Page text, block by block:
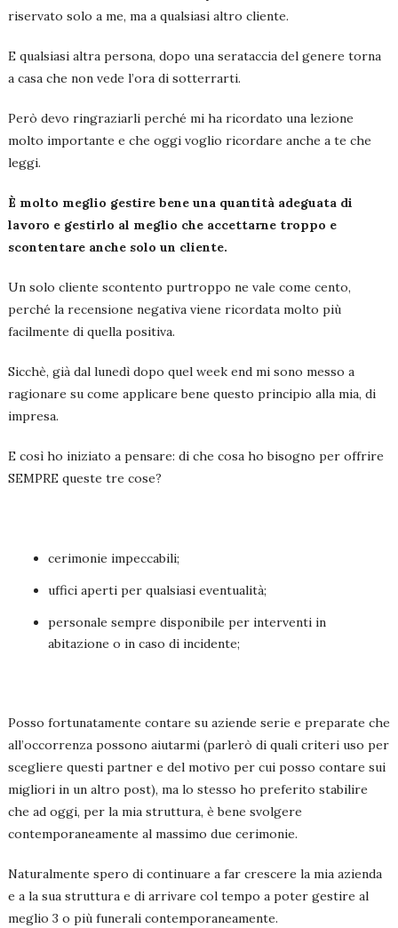
riservato solo a me, ma a qualsiasi altro cliente.
E qualsiasi altra persona, dopo una serataccia del genere torna
a casa che non vede l’ora di sotterrarti.
Però devo ringraziarli perché mi ha ricordato una lezione
molto importante e che oggi voglio ricordare anche a te che
leggi.
È molto meglio gestire bene una quantità adeguata di
lavoro e gestirlo al meglio che accettarne troppo e
scontentare anche solo un cliente.
Un solo cliente scontento purtroppo ne vale come cento,
perché la recensione negativa viene ricordata molto più
facilmente di quella positiva.
Sicchè, già dal lunedì dopo quel week end mi sono messo a
ragionare su come applicare bene questo principio alla mia, di
impresa.
E così ho iniziato a pensare: di che cosa ho bisogno per offrire
SEMPRE queste tre cose?
cerimonie impeccabili;
uffici aperti per qualsiasi eventualità;
personale sempre disponibile per interventi in
abitazione o in caso di incidente;
Posso fortunatamente contare su aziende serie e preparate che
all’occorrenza possono aiutarmi (parlerò di quali criteri uso per
scegliere questi partner e del motivo per cui posso contare sui
migliori in un altro post), ma lo stesso ho preferito stabilire
che ad oggi, per la mia struttura, è bene svolgere
contemporaneamente al massimo due cerimonie.
Naturalmente spero di continuare a far crescere la mia azienda
e a la sua struttura e di arrivare col tempo a poter gestire al
meglio 3 o più funerali contemporaneamente.